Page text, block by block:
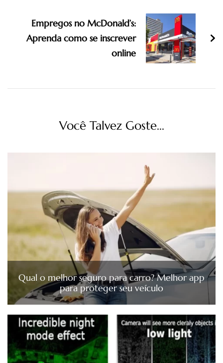
Empregos no McDonald’s:
Aprenda como se inscrever
online
Você Talvez Goste...
Qual o melhor seguro para carro? Melhor app
para proteger seu veículo